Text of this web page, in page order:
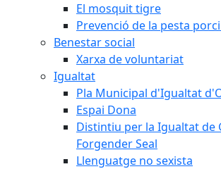
El mosquit tigre
Prevenció de la pesta
Benestar social
Xarxa de voluntariat
Igualtat
Pla Municipal d'Igualtat
Espai Dona
Distintiu per la Igualtat de
Forgender Seal
Llenguatge no sexista